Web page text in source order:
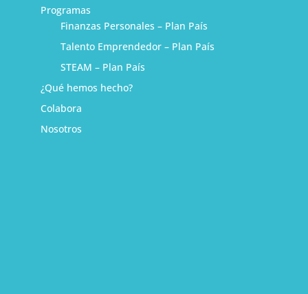
Programas
Finanzas Personales – Plan País
Talento Emprendedor – Plan País
STEAM – Plan País
¿Qué hemos hecho?
Colabora
Nosotros